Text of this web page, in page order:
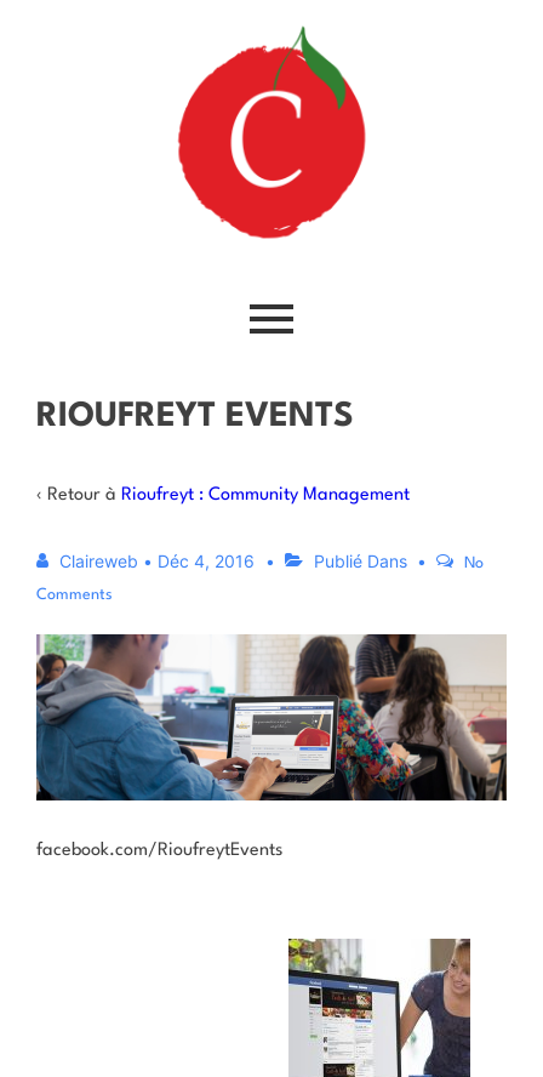
RIOUFREYT EVENTS
‹ Retour à Rioufreyt : Community Management
Claireweb • Déc 4, 2016 Publié Dans
No
Comments
facebook.com/RioufreytEvents